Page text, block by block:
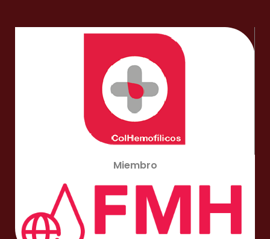
Miembro